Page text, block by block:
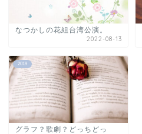
なつかしの花組台湾公演。
2022-08-13
2019
グラフ？歌劇？どっちどっ